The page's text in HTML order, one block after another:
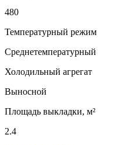
480
Температурный режим
Среднетемпературный
Холодильный агрегат
Выносной
Площадь выкладки, м²
2.4